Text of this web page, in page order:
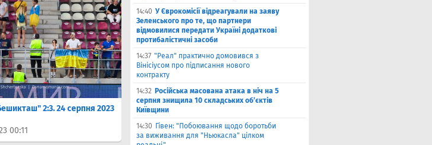
2:3. 24 серпня 2023
00:11
14:40 У Єврокомісії відреагували на заяву
Зеленського про те, що партнери
відмовилися передати Україні додаткові
протибалістичні засоби
14:37 "Реал" практично домовився з
Вінісіусом про підписання нового
контракту
14:32 Російська масована атака в ніч на 5
серпня знищила 10 складських об’єктів
Київщини
14:30 Гівен: "Побоювання щодо боротьби
за виживання для "Ньюкасла" цілком